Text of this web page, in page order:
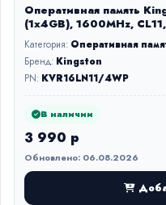
Оперативная память
(1x4GB), 1600MHz,
Категория: Оперативная
Бренд: Kingston
PN: KVR16LN11/4WP
В наличии
3 990 р
Обновлено: 06.08.2026